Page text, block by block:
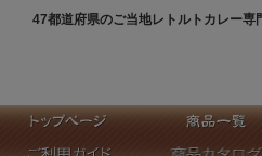
47都道府県のご当地レトルトカレー専門